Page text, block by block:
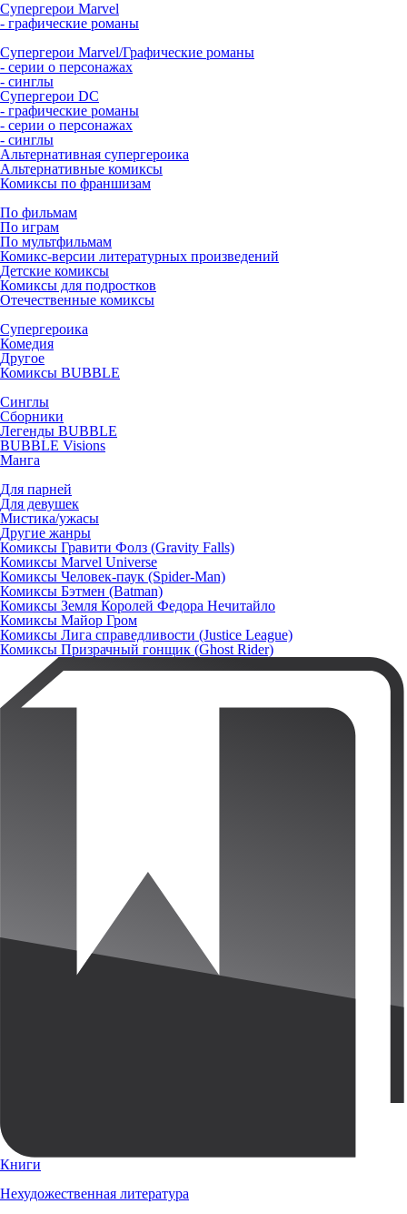
Супергерои Marvel
- графические романы
Супергерои Marvel/Графические романы
- серии о персонажах
- синглы
Супергерои DC
- графические романы
- серии о персонажах
- синглы
Альтернативная супергероика
Альтернативные комиксы
Комиксы по франшизам
По фильмам
По играм
По мультфильмам
Комикс-версии литературных произведений
Детские комиксы
Комиксы для подростков
Отечественные комиксы
Супергероика
Комедия
Другое
Комиксы BUBBLE
Синглы
Сборники
Легенды BUBBLE
BUBBLE Visions
Манга
Для парней
Для девушек
Мистика/ужасы
Другие жанры
Комиксы Гравити Фолз (Gravity Falls)
Комиксы Marvel Universe
Комиксы Человек-паук (Spider-Man)
Комиксы Бэтмен (Batman)
Комиксы Земля Королей Федора Нечитайло
Комиксы Майор Гром
Комиксы Лига справедливости (Justice League)
Комиксы Призрачный гонщик (Ghost Rider)
Книги
Нехудожественная литература